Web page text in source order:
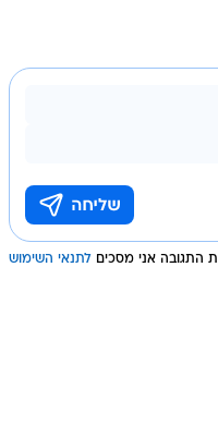
התגובה אני מסכים לתנאי השימוש